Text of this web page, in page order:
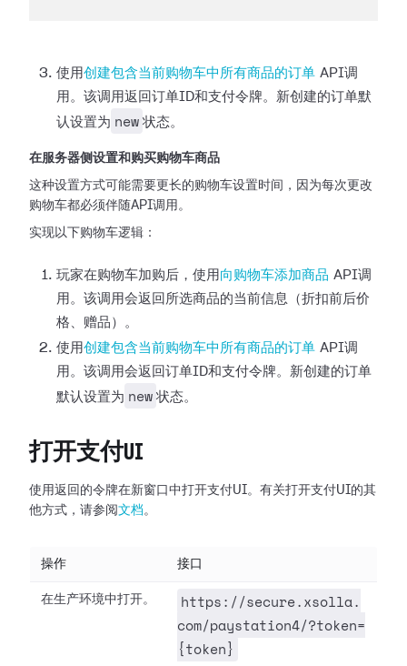
使用创建包含当前购物车中所有商品的订单 API调
用。该调用返回订单ID和支付令牌。新创建的订单默
认设置为 new 状态。
在服务器侧设置和购买购物车商品
这种设置方式可能需要更长的购物车设置时间，因为每次更改
购物车都必须伴随API调用。
实现以下购物车逻辑：
玩家在购物车加购后，使用 向购物车添加商品 API调
用。该调用会返回所选商品的当前信息（折扣前后价
格、赠品）。
使用创建包含当前购物车中所有商品的订单 API调
用。该调用会返回订单ID和支付令牌。新创建的订单
默认设置为 new 状态。
打开支付UI
使用返回的令牌在新窗口中打开支付UI。有关打开支付UI的其
他方式，请参阅 文档。
操作 接口
在生产环境中打开。
https://secure.xsolla.
com/paystation4/?token=
{token}